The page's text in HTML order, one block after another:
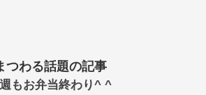
つわる話題の記事
もお弁当終わり^ ^